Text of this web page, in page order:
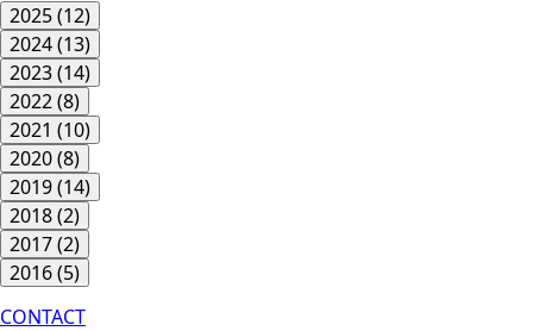
2025(12)
2024(13)
2023(14)
2022(8)
2021 (10)
2020(8)
2019(14)
2018(2)
2017(2)
2016(5)
CONTACT